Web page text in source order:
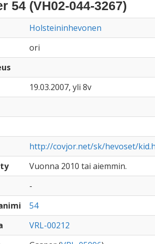
54 (VH02-044-3267)
Holsteininhevonen
ori
19.03.2007, yli 8v
http://covjor.net/sk/hevoset/
Vuonna 2010 tai aiemmin.
-
54
VRL-00212